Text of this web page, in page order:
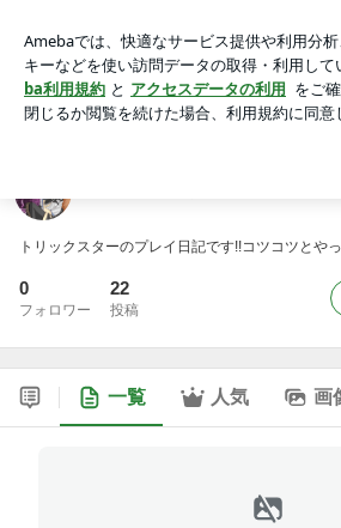
アプリをダウンロードして ブログの更新通知
ょう。
トリックスターのプレイ日記です!!コツコツとや
0
フォロワー
22
投稿
一覧 人気 画